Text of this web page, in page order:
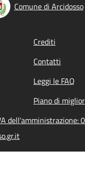
Comune di Arcidosso
Crediti
Contatti
Leggi le FAQ
Piano di
dell'amministrazione: